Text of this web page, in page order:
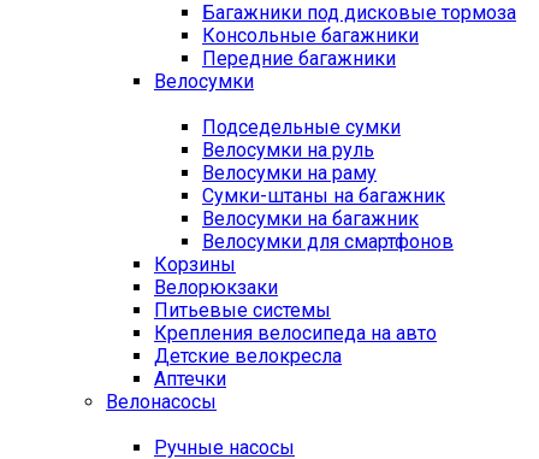
Багажники под дисковые тормоза
Консольные багажники
Передние багажники
Велосумки
Подседельные сумки
Велосумки на руль
Велосумки на раму
Сумки-штаны на багажник
Велосумки на багажник
Велосумки для смартфонов
Корзины
Велорюкзаки
Питьевые системы
Крепления велосипеда на авто
Детские велокресла
Аптечки
Велонасосы
Ручные насосы